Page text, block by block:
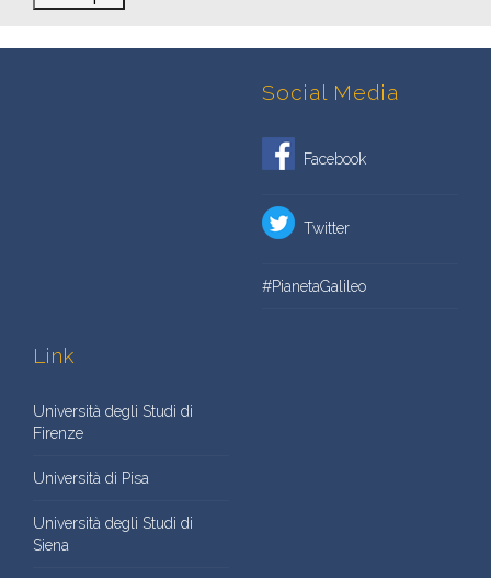
Social Media
Facebook
Twitter
#PianetaGalileo
Link
Università degli Studi di
Firenze
Università di Pisa
Università degli Studi di
Siena